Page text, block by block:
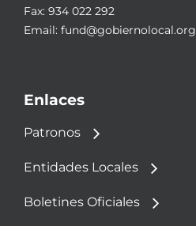
Fax: 934 022 292
Email: fund@gobiernolocal.org
Enlaces
Patronos
Entidades Locales
Boletines Oficiales